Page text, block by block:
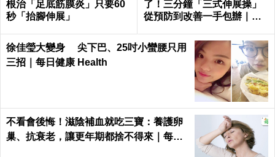
台灣脂肪肝人口超過3成！治
療希望竟是 「瘦瘦筆」？ 醫
全力預防新生兒染流感！ 月
子中心竟普發隔離衣，出入
檢查「比新冠時期更嚴格」
功讓腦幹中風嚴重癱瘓女恢復聲音